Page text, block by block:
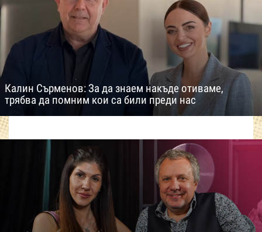
Калин Сърменов: За да знаем накъде отиваме,
трябва да помним кои са били преди нас